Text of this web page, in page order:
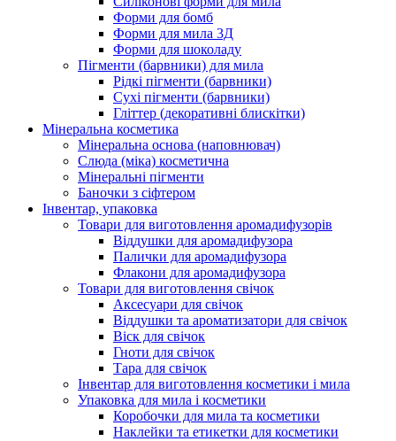
Форми для бомб
Форми для мила 3Д
Форми для шоколаду
Пігменти (барвники) для мила
Рідкі пігменти (барвники)
Сухі пігменти (барвники)
Гліттер (декоративні блискітки)
Мінеральна косметика
Мінеральна основа (наповнювач)
Слюда (міка) косметична
Мінеральні пігменти
Баночки з сіфтером
Інвентар, упаковка
Товари для виготовлення аромадифузорів
Віддушки для аромадифузора
Палички для аромадифузора
Флакони для аромадифузора
Товари для виготовлення свічок
Аксесуари для свічок
Віддушки та ароматизатори для свічок
Віск для свічок
Гноти для свічок
Тара для свічок
Інвентар для виготовлення косметики і мила
Упаковка для мила і косметики
Коробочки для мила та косметики
Наклейки та етикетки для косметики